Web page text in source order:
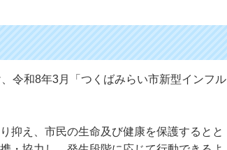
令和8年3月「つくばみらい市新型インフル
抑え、市民の生命及び健康を保護するとと